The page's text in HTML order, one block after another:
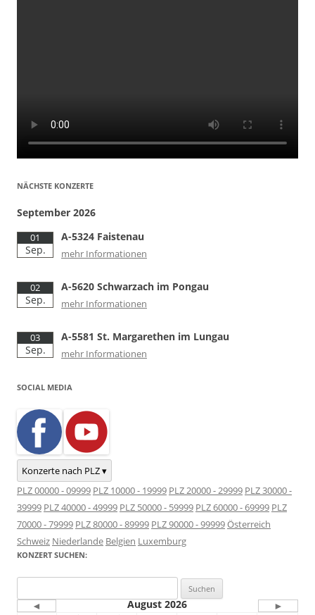
NÄCHSTE KONZERTE
September 2026
01
Sep.
A-5324 Faistenau
mehr Informationen
02
Sep.
A-5620 Schwarzach im Pongau
mehr Informationen
03
Sep.
A-5581 St. Margarethen im Lungau
mehr Informationen
SOCIAL MEDIA
Konzerte nach PLZ ▾
PLZ 00000 - 09999 PLZ 10000 - 19999 PLZ 20000 - 29999 PLZ 30000 -
39999 PLZ 40000 - 49999 PLZ 50000 - 59999 PLZ 60000 - 69999 PLZ
70000 - 79999 PLZ 80000 - 89999 PLZ 90000 - 99999Österreich
Schweiz Niederlande Belgien Luxemburg
KONZERT SUCHEN:
nach:
◄ August 2026 ►